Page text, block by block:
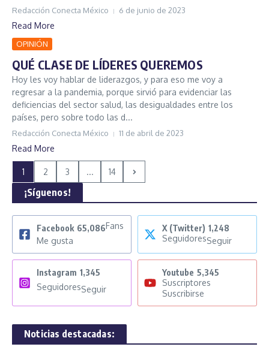
Redacción Conecta México 6 de junio de 2023
Read More
OPINIÓN
QUÉ CLASE DE LÍDERES QUEREMOS
Hoy les voy hablar de liderazgos, y para eso me voy a
regresar a la pandemia, porque sirvió para evidenciar las
deficiencias del sector salud, las desigualdades entre los
países, pero sobre todo las d...
Redacción Conecta México 11 de abril de 2023
Read More
1 2 3 ... 14
¡Síguenos!
Facebook 65,086Fans
Me gusta
X (Twitter) 1,248
SeguidoresSeguir
Instagram 1,345
SeguidoresSeguir
Youtube 5,345
Suscriptores
Suscribirse
Noticias destacadas: